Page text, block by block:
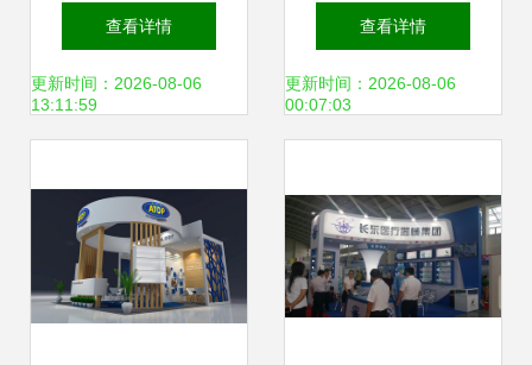
品旅游产业博览会
盛大开幕，文旅融
查看详情
更新时间：2026-08-06
13:11:59
展台搭建 定制化服
务，满足您的独特
查看详情
更新时间：2026-08-06
00:07:03